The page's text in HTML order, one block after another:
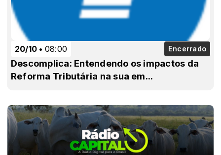
20/10 08:00 Encerrado
Descomplica: Entendendo os impactos da
Reforma Tributária na sua em...